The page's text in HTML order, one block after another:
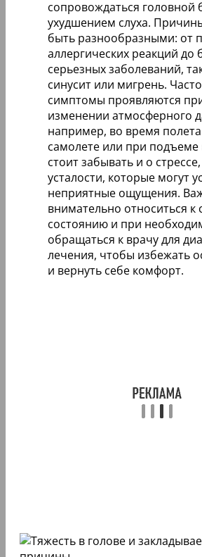
сопровождаться головной
ухудшением слуха.
быть разнообразными: от
аллергических реакций до
серьезных заболеваний,
синусит или мигрень.
симптомы проявляются
изменении атмосферного
например, во время
самолете или при
стоит забывать и о
усталости, которые могут
неприятные ощущения.
внимательно относиться к
состоянию и при
обращаться к врачу для
лечения, чтобы избежать
и вернуть себе комфорт.